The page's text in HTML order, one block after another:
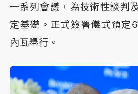
一系列會議，為技術性談判
定基礎。正式簽署儀式預定
內瓦舉行。